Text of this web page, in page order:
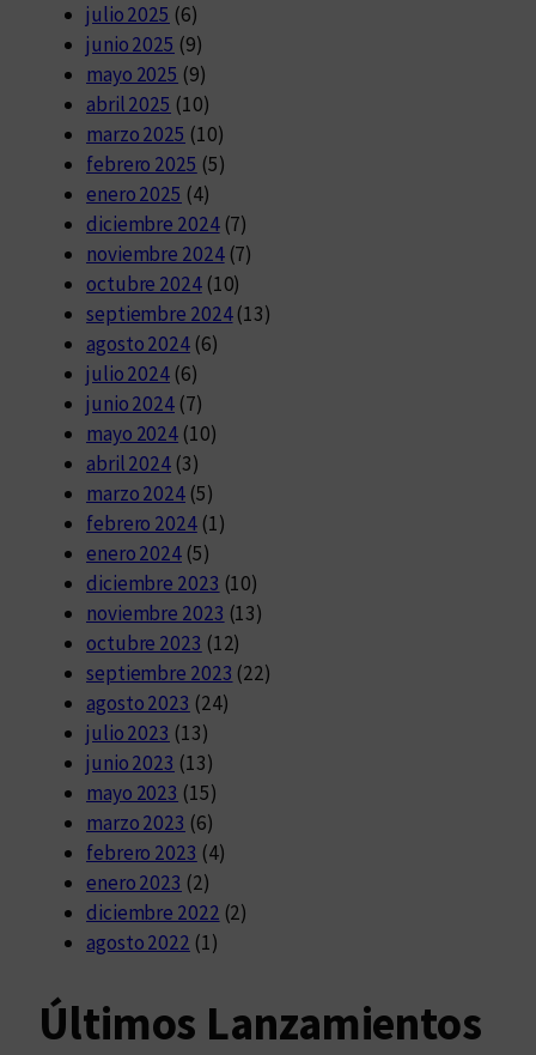
julio 2025 (6)
junio 2025 (9)
mayo 2025 (9)
abril 2025 (10)
marzo 2025 (10)
febrero 2025 (5)
enero 2025 (4)
diciembre 2024(7)
noviembre 2024(7)
octubre 2024(10)
septiembre 2024(13)
agosto 2024(6)
julio 2024 (6)
junio 2024 (7)
mayo 2024 (10)
abril 2024 (3)
marzo 2024 (5)
febrero 2024(1)
enero 2024 (5)
diciembre 2023 (10)
noviembre 2023 (13)
octubre 2023 (12)
septiembre 2023 (22)
agosto 2023 (24)
julio 2023 (13)
junio 2023 (13)
mayo 2023 (15)
marzo 2023 (6)
febrero 2023 (4)
enero 2023 (2)
diciembre 2022 (2)
agosto 2022 (1)
Últimos Lanzamientos